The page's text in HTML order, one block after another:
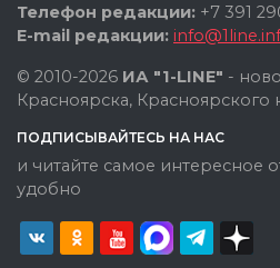
Телефон редакции: +7 391
E-mail редакции:
© 2010-2026 ИА "1-LINE" -
Красноярска, Красноярского
ПОДПИСЫВАЙТЕСЬ НА НАС
и читайте самое интересное
удобно